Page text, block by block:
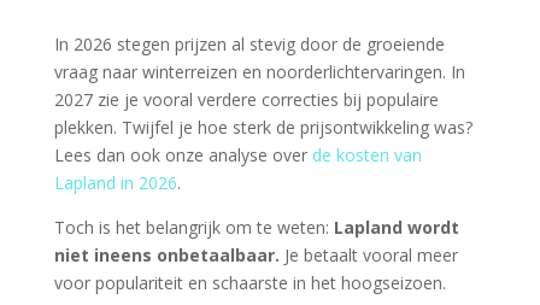
In 2026 stegen prijzen al stevig door de groeiende
vraag naar winterreizen en noorderlichtervaringen. In
2027 zie je vooral verdere correcties bij populaire
plekken. Twijfel je hoe sterk de prijsontwikkeling was?
Lees dan ook onze analyse over de kosten van
Lapland in 2026.
Toch is het belangrijk om te weten: Lapland wordt
niet ineens onbetaalbaar. Je betaalt vooral meer
voor populariteit en schaarste in het hoogseizoen.